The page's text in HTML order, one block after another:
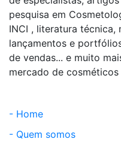
pesquisa em
INCI , literatura técnica,
lançamentos e
de vendas... e muito
mercado de cosméticos
- Home
- Quem somos